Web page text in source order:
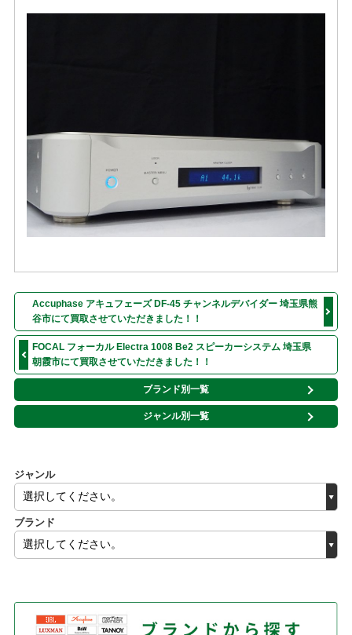
ジャンル
ブランド
Accuphase アキュフェーズ DF-45 チャンネルデバイダー 埼玉県熊
谷市にて買取させていただきました！！
FOCAL フォーカル Electra 1008 Be2 スピーカーシステム 埼玉県
朝霞市にて買取させていただきました！！
ブランド別一覧
ジャンル別一覧